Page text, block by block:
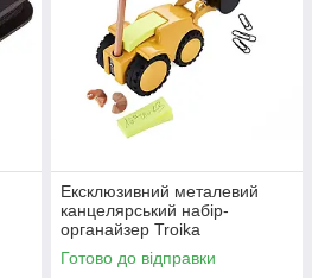
Ексклюзивний металевий
канцелярський набір-
органайзер Troika
«Екскаватор» з магнітом для
скріпок, колір жовтий
Готово до відправки